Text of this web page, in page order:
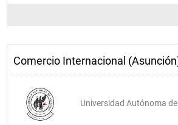
Comercio Internacional
Universidad Autónoma